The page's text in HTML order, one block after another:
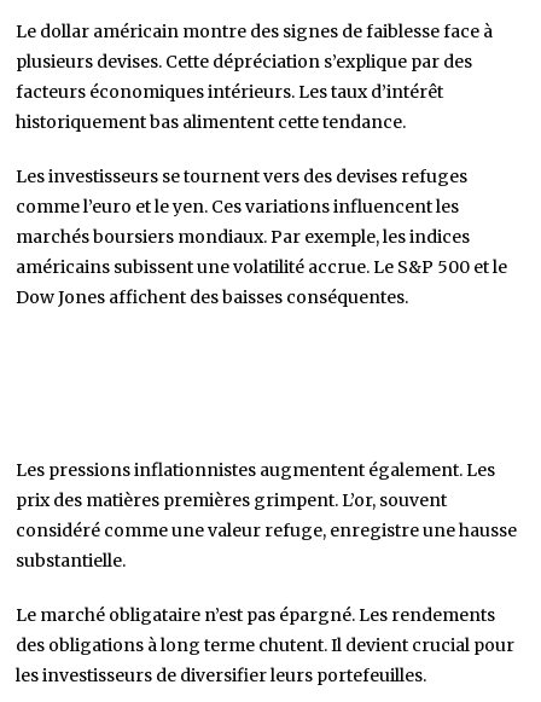
Le dollar américain montre des signes de faiblesse face à
plusieurs devises. Cette dépréciation s’explique par des
facteurs économiques intérieurs. Les taux d’intérêt
historiquement bas alimentent cette tendance.
Les investisseurs se tournent vers des devises refuges
comme l’euro et le yen. Ces variations influencent les
marchés boursiers mondiaux. Par exemple, les indices
américains subissent une volatilité accrue. Le S&P 500 et le
Dow Jones affichent des baisses conséquentes.
Les pressions inflationnistes augmentent également. Les
prix des matières premières grimpent. L’or, souvent
considéré comme une valeur refuge, enregistre une hausse
substantielle.
Le marché obligataire n’est pas épargné. Les rendements
des obligations à long terme chutent. Il devient crucial pour
les investisseurs de diversifier leurs portefeuilles.